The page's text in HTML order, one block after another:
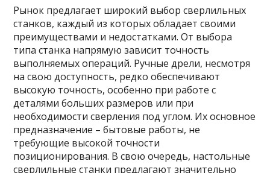
Рынок предлагает широкий выбор сверлильных
станков, каждый из которых обладает своими
преимуществами и недостатками. От выбора
типа станка напрямую зависит точность
выполняемых операций. Ручные дрели, несмотря
на свою доступность, редко обеспечивают
высокую точность, особенно при работе с
деталями больших размеров или при
необходимости сверления под углом. Их основное
предназначение – бытовые работы, не
требующие высокой точности
позиционирования. В свою очередь, настольные
сверлильные станки предлагают значительно